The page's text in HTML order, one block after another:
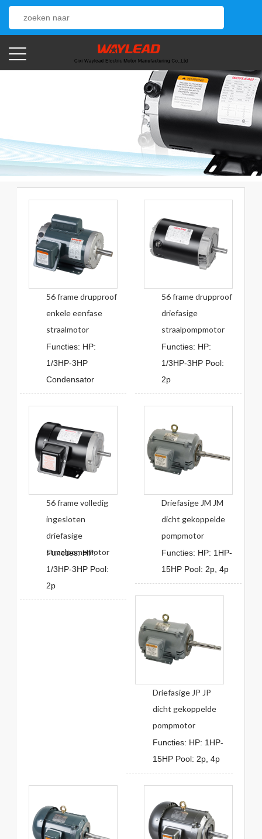
56 frame drupproof
enkele eenfase
straalmotor
Functies: HP:
1/3HP-3HP
Condensator
56 frame drupproof
driefasige
straalpompmotor
Functies: HP:
1/3HP-3HP Pool:
2p
56 frame volledig
ingesloten
driefasige
straalpompmotor
Functies: HP:
1/3HP-3HP Pool:
2p
Driefasige JM JM
dicht gekoppelde
pompmotor
Functies: HP: 1HP-
15HP Pool: 2p, 4p
Driefasige JP JP
dicht gekoppelde
pompmotor
Functies: HP: 1HP-
15HP Pool: 2p, 4p